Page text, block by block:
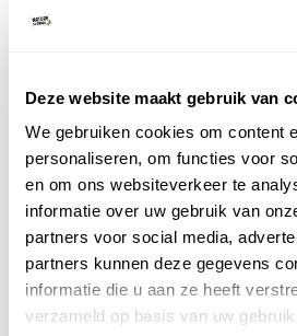
Deze website maakt gebruik van
We gebruiken cookies om content
personaliseren, om functies voor
en om ons websiteverkeer te
informatie over uw gebruik van
partners voor social media,
partners kunnen deze gegevens
informatie die u aan ze heeft
verzameld op basis van uw
Lac de Kruth-Wildenstein
zijn
Vogezen, lang geleden gevormd
voor natuurliefhebbers zijn er
la Moselotte allerhande
In het zuidelijke deel van de
Plateau des Mille Étangs, een
erfgoed. Het is een uitgestrekt
bekend staat om het
bestaande uit meertjes, beken,
Plateau des Mille Étangs wordt